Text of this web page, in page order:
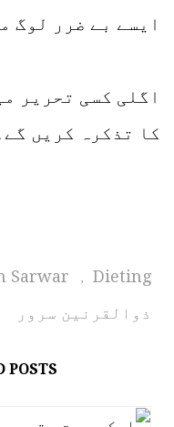
ایسے بے ضرر لوگ
اگلی کسی تحریر
کا تذکرہ کریں
Dieting
,
Sarwar
ذوالقرنین سرور
POSTS